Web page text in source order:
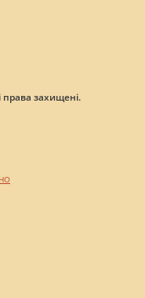
права захищені.